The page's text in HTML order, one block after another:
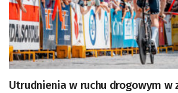
Utrudnienia w ruchu drogowym w